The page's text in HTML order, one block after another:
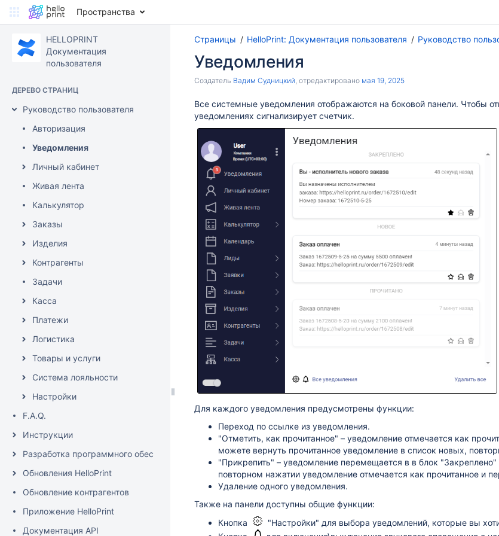
Пространства
HELLOPRINT
Документация
пользователя
ДЕРЕВО СТРАНИЦ
Руководство пользователя
Авторизация
Уведомления
Личный кабинет
Живая лента
Калькулятор
Заказы
Изделия
Контрагенты
Задачи
Касса
Платежи
Логистика
Товары и услуги
Система лояльности
Настройки
F.A.Q.
Инструкции
Разработка программного обеспечения
Обновления HelloPrint
Обновление контрагентов
Приложение HelloPrint
Документация API
Страницы HelloPrint: Документация пользователя Руководство
Уведомления
Создатель Вадим Судницкий, отредактировано мая 19, 2025
Все системные уведомления отображаются на боковой панели. Чтобы
уведомлениях сигнализирует счетчик.
Для каждого уведомления предусмотрены функции:
Переход по ссылке из уведомления.
"Отметить, как прочитанное" – уведомление отмечается как
можете вернуть прочитанное уведомление в список новых,
"Прикрепить" – уведомление перемещается в в блок
повторном нажатии уведомление отмечается как прочитанное и
Удаление одного уведомления.
Также на панели доступны общие функции:
Кнопка
"Настройки" для выбора уведомлений, которые вы